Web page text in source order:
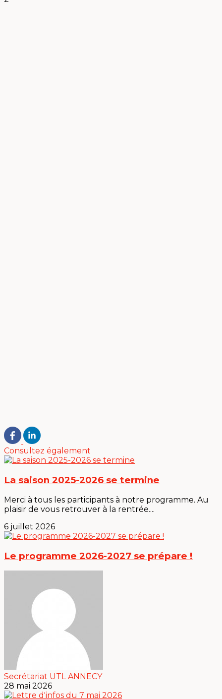
Consultez également
La saison 2025-2026 se termine
Merci à tous les participants à notre programme. Au
plaisir de vous retrouver à la rentrée....
6 juillet 2026
Le programme 2026-2027 se prépare !
Secrétariat UTL ANNECY
28 mai 2026